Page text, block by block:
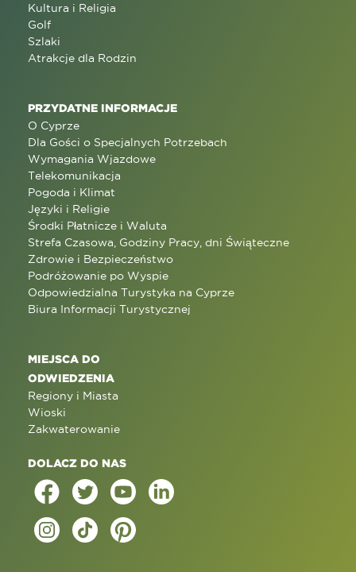
Kultura i Religia
Golf
Szlaki
Atrakcje dla Rodzin
PRZYDATNE INFORMACJE
O Cyprze
Dla Gości o Specjalnych Potrzebach
Wymagania Wjazdowe
Telekomunikacja
Pogoda i Klimat
Języki i Religie
Środki Płatnicze i Waluta
Strefa Czasowa, Godziny Pracy, dni Świąteczne
Zdrowie i Bezpieczeństwo
Podróżowanie po Wyspie
Odpowiedzialna Turystyka na Cyprze
Biura Informacji Turystycznej
MIEJSCA DO
ODWIEDZENIA
Regiony i Miasta
Wioski
Zakwaterowanie
DOLACZ DO NAS